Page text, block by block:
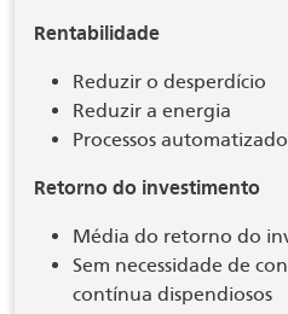
Rentabilidade
Reduzir o desperdício
Reduzir a energia
Processos
Retorno do investimento
Média do retorno do
Sem necessidade de
contínua dispendiosos